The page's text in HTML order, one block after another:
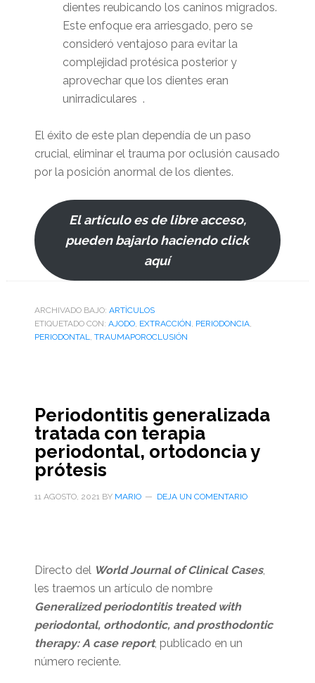
dientes reubicando los caninos migrados.
Este enfoque era arriesgado, pero se
consideró ventajoso para evitar la
complejidad protésica posterior y
aprovechar que los dientes eran
unirradiculares .
El éxito de este plan dependía de un paso
crucial, eliminar el trauma por oclusión causado
por la posición anormal de los dientes.
El artículo es de libre acceso,
pueden bajarlo haciendo click
aquí
ARCHIVADO BAJO: ARTÌCULOS
ETIQUETADO CON: AJODO, EXTRACCIÓN, PERIODONCIA,
PERIODONTAL, TRAUMAPOROCLUSIÓN
Periodontitis generalizada
tratada con terapia
periodontal, ortodoncia y
prótesis
11 AGOSTO, 2021BY MARIO DEJA UN COMENTARIO
Directo del World Journal of Clinical Cases,
les traemos un artículo de nombre
Generalized periodontitis treated with
periodontal, orthodontic, and prosthodontic
therapy: A case report, publicado en un
número reciente.